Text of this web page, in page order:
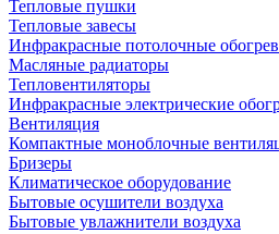
Тепловые пушки
Тепловые завесы
Инфракрасные потолочные
Масляные радиаторы
Тепловентиляторы
Инфракрасные электрические
Вентиляция
Компактные моноблочные
Бризеры
Климатическое оборудование
Бытовые осушители воздуха
Бытовые увлажнители воздуха